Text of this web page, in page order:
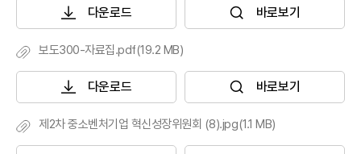
다운로드 바로보기
보도300-자료집.pdf(19.2 MB)
다운로드 바로보기
제2차 중소벤처기업 혁신성장위원회 (8).jpg(1.1 MB)